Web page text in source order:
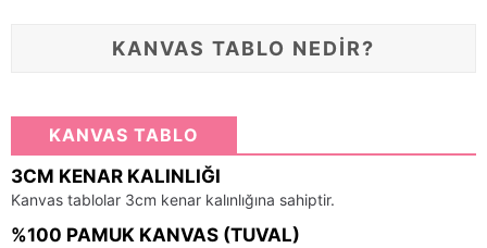
KANVAS TABLO NEDİR?
KANVAS TABLO
3CM KENAR KALINLIĞI
Kanvas tablolar 3cm kenar kalınlığına sahiptir.
%100 PAMUK KANVAS (TUVAL)